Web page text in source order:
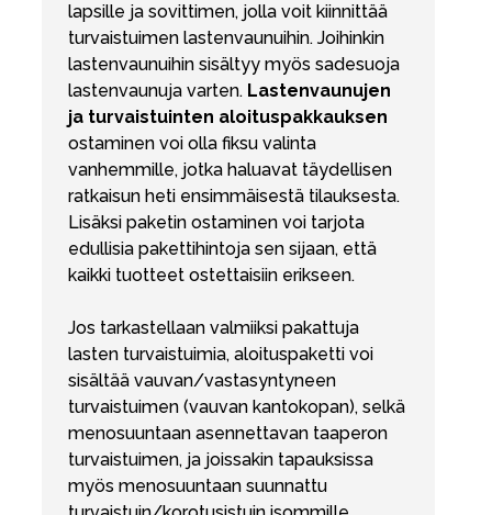
lapsille ja sovittimen, jolla voit kiinnittää
turvaistuimen lastenvaunuihin. Joihinkin
lastenvaunuihin sisältyy myös sadesuoja
lastenvaunuja varten. Lastenvaunujen
ja turvaistuinten aloituspakkauksen
ostaminen voi olla fiksu valinta
vanhemmille, jotka haluavat täydellisen
ratkaisun heti ensimmäisestä tilauksesta.
Lisäksi paketin ostaminen voi tarjota
edullisia pakettihintoja sen sijaan, että
kaikki tuotteet ostettaisiin erikseen.
Jos tarkastellaan valmiiksi pakattuja
lasten turvaistuimia, aloituspaketti voi
sisältää vauvan/vastasyntyneen
turvaistuimen (vauvan kantokopan), selkä
menosuuntaan asennettavan taaperon
turvaistuimen, ja joissakin tapauksissa
myös menosuuntaan suunnattu